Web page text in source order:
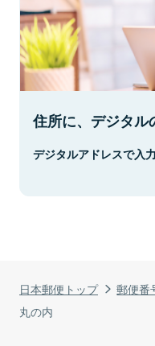
日本郵便トップ 郵便番
丸の内
住所に、デジタル
デジタルアドレスで入